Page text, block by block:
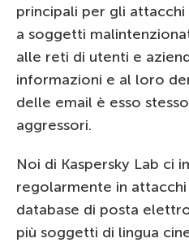
principali per gli
a soggetti
alle reti di utenti e
informazioni e al loro
delle email è esso
aggressori.
Noi di Kaspersky Lab ci
regolarmente in
database di posta
più soggetti di lingua